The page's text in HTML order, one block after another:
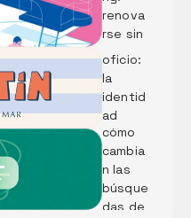
renova
rse sin
perder
el alma
ad
desde
el
oficio:
la
identid
ad
visual
de
Pescad
ería A.
Martín
LLMs:
Qué
son y
cómo
cambia
n las
búsque
das de